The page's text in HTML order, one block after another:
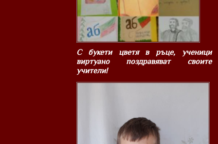
С букети цветя в ръце, ученици
виртуано поздравяват своите
учители!